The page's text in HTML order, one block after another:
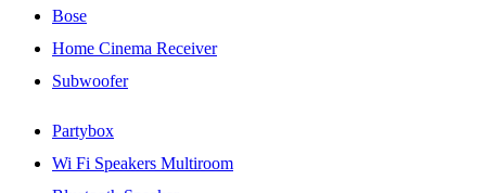
Bose
Home Cinema Receiver
Subwoofer
Partybox
Wi Fi Speakers Multiroom